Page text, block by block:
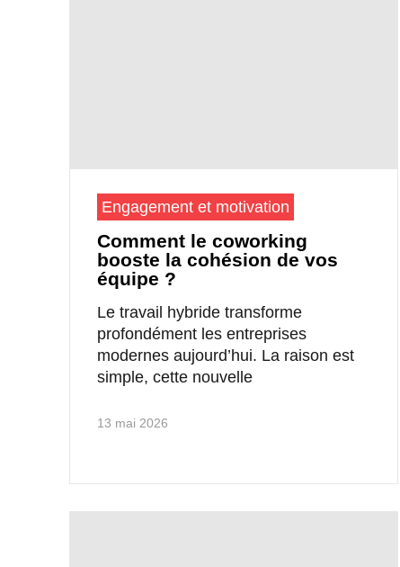
Engagement et motivation
Comment le coworking
booste la cohésion de vos
équipe ?
Le travail hybride transforme
profondément les entreprises
modernes aujourd’hui. La raison est
simple, cette nouvelle
13 mai 2026